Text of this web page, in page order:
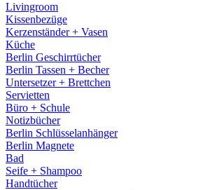
Livingroom
Kissenbezüge
Kerzenständer + Vasen
Küche
Berlin Geschirrtücher
Berlin Tassen + Becher
Untersetzer + Brettchen
Servietten
Büro + Schule
Notizbücher
Berlin Schlüsselanhänger
Berlin Magnete
Bad
Seife + Shampoo
Handtücher